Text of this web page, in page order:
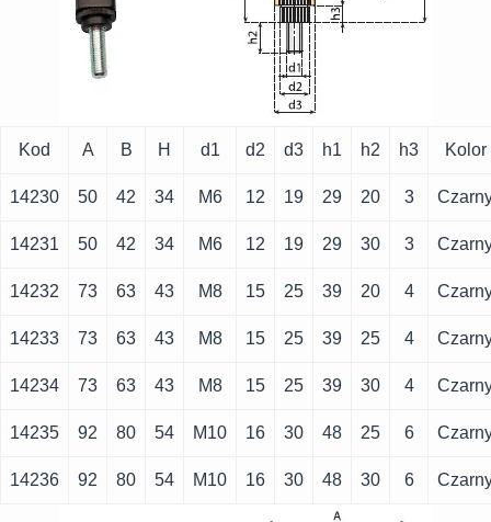
Kod A B H d1 d2 d3 h1 h2 h3 Kolor
14230 50 42 34 M6 12 19 29 20 3
14231 50 42 34 M6 12 19 29 30 3
14232 73 63 43 M8 15 25 39 20 4
14233 73 63 43 M8 15 25 39 25 4
14234 73 63 43 M8 15 25 39 30 4
14235 92 80 54 M10 16 30 48 25 6
14236 92 80 54 M10 16 30 48 30 6